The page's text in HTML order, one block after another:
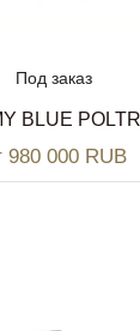
Под заказ
BLUE
980 000 RUB